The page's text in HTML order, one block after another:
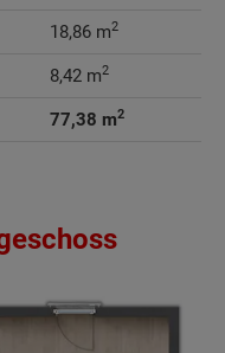
18,86 m2
8,42 m2
77,38 m2